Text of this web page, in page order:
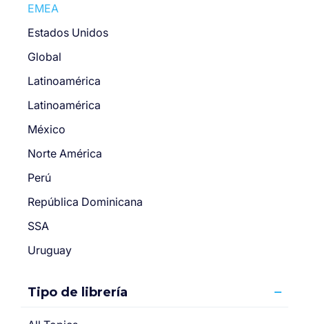
EMEA
Estados Unidos
Global
Latinoamérica
Latinoamérica
México
Norte América
Perú
República Dominicana
SSA
Uruguay
Tipo de librería